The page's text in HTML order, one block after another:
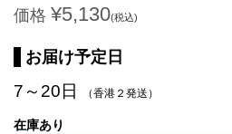
価格 ¥5,130(税込)
お届け予定日
7～20日 （香港２発送）
在庫あり